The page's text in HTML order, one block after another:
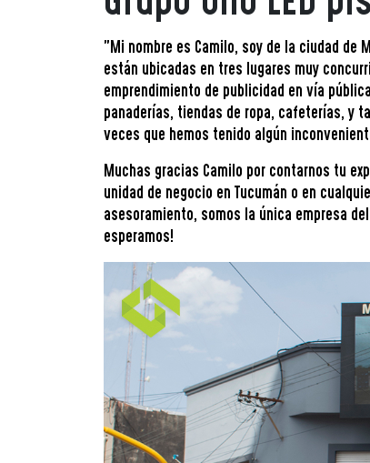
"Mi nombre es Camilo, soy de la ciudad de
están ubicadas en tres lugares muy
emprendimiento de publicidad en vía
panaderías, tiendas de ropa, cafeterías, y
veces que hemos tenido algún
Muchas gracias Camilo por contarnos tu
unidad de negocio en Tucumán o en
asesoramiento, somos la única empresa
esperamos!